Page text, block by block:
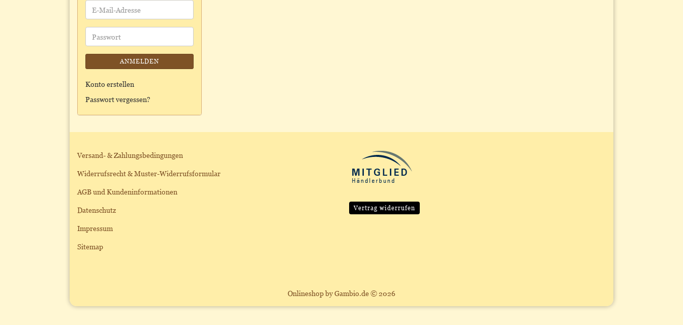
E-
Mail-
Adresse
Passwort
ANMELDEN
Konto erstellen
Passwort vergessen?
Versand- & Zahlungsbedingungen
Widerrufsrecht & Muster-Widerrufsformular
AGB und Kundeninformationen
Datenschutz
Impressum
Sitemap
Vertrag widerrufen
Onlineshopby Gambio.de © 2026